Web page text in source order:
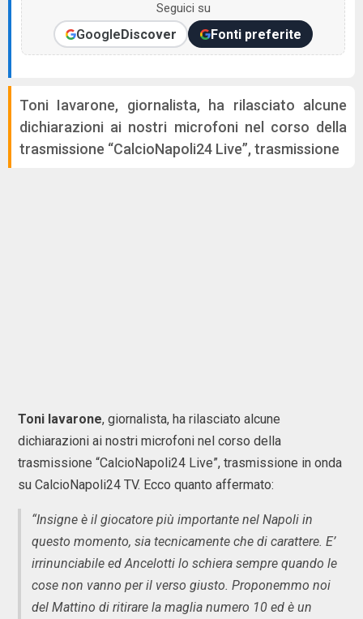
Seguici su
GoogleDiscover Fonti preferite
Toni Iavarone, giornalista, ha rilasciato alcune
dichiarazioni ai nostri microfoni nel corso della
trasmissione “CalcioNapoli24 Live”, trasmissione
Toni Iavarone, giornalista, ha rilasciato alcune
dichiarazioni ai nostri microfoni nel corso della
trasmissione “CalcioNapoli24 Live”, trasmissione in onda
su CalcioNapoli24 TV. Ecco quanto affermato:
“Insigne è il giocatore più importante nel Napoli in
questo momento, sia tecnicamente che di carattere. E’
irrinunciabile ed Ancelotti lo schiera sempre quando le
cose non vanno per il verso giusto. Proponemmo noi
del Mattino di ritirare la maglia numero 10 ed è un